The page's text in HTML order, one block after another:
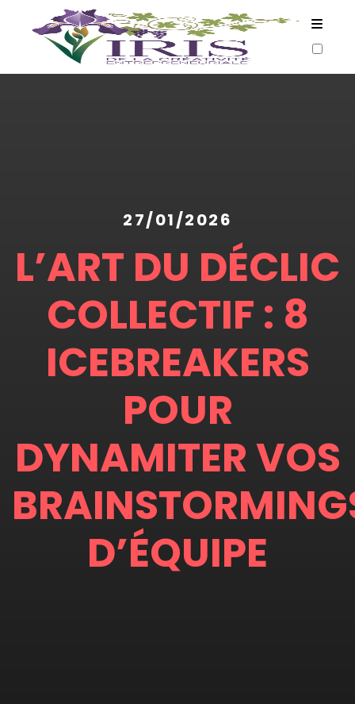
ARTICLES
27/01/2026
L’ART DU DÉCLIC
COLLECTIF : 8
ICEBREAKERS
POUR
DYNAMITER VOS
D’ÉQUIPE